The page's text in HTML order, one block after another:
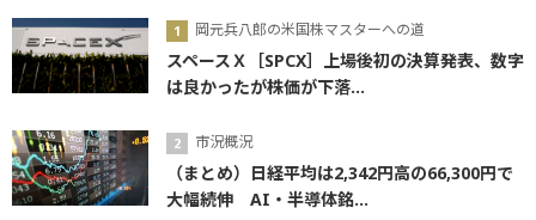
岡元兵八郎の米国株マスターへの道
スペースＸ［SPCX］上場後初の決算発表、数字
は良かったが株価が下落...
市況概況
（まとめ）日経平均は2,342円高の66,300円で
大幅続伸 AI・半導体銘...